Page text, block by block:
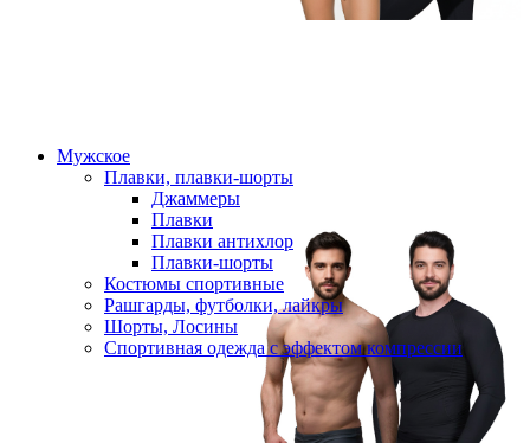
Мужское
Плавки, плавки-шорты
Джаммеры
Плавки
Плавки антихлор
Плавки-шорты
Костюмы спортивные
Рашгарды, футболки, лайкры
Шорты, Лосины
Спортивная одежда с эффектом компрессии